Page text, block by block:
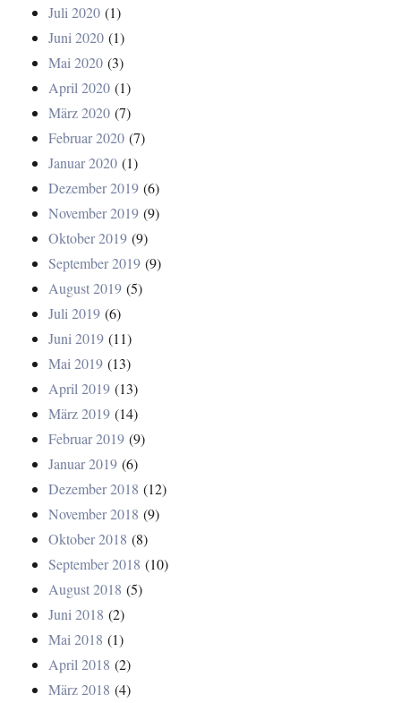
Juli 2020 (1)
Juni 2020 (1)
Mai 2020 (3)
April 2020 (1)
März 2020 (7)
Februar 2020 (7)
Januar 2020 (1)
Dezember 2019 (6)
November 2019 (9)
Oktober 2019 (9)
September 2019 (9)
August 2019 (5)
Juli 2019 (6)
Juni 2019 (11)
Mai 2019 (13)
April 2019 (13)
März 2019 (14)
Februar 2019 (9)
Januar 2019 (6)
Dezember 2018 (12)
November 2018 (9)
Oktober 2018 (8)
September 2018 (10)
August 2018 (5)
Juni 2018 (2)
Mai 2018 (1)
April 2018 (2)
März 2018 (4)